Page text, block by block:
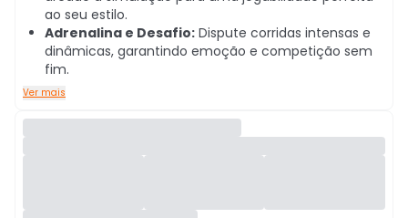
ao seu estilo.
Adrenalina e Desafio: Dispute corridas intensas e
dinâmicas, garantindo emoção e competição sem
fim.
Ver mais